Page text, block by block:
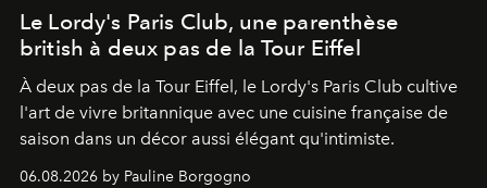
Le Lordy's Paris Club, une parenthèse
british à deux pas de la Tour Eiffel
À deux pas de la Tour Eiffel, le Lordy's Paris Club cultive
l'art de vivre britannique avec une cuisine française de
saison dans un décor aussi élégant qu'intimiste.
06.08.2026 by Pauline Borgogno